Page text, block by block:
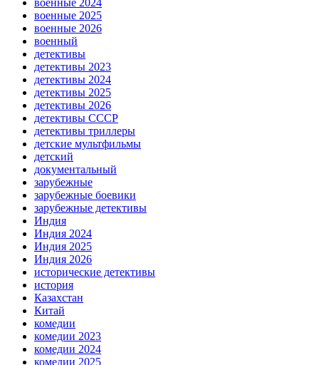
военные 2024
военные 2025
военные 2026
военный
детективы
детективы 2023
детективы 2024
детективы 2025
детективы 2026
детективы СССР
детективы триллеры
детские мультфильмы
детский
документальный
зарубежные
зарубежные боевики
зарубежные детективы
Индия
Индия 2024
Индия 2025
Индия 2026
исторические детективы
история
Казахстан
Китай
комедии
комедии 2023
комедии 2024
комедии 2025